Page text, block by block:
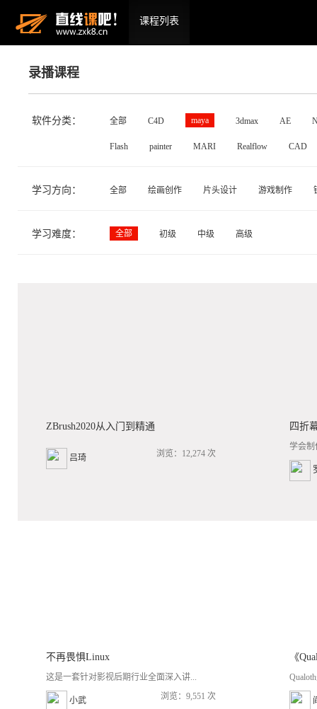
课程列表
录播课程
软件分类： 全部 C4D maya 3dmax AE
Flash painter MARI Realflow CAD
学习方向： 全部 绘画创作 片头设计 游戏制作
学习难度： 全部 初级 中级 高级
ZBrush2020从入门到精通
吕琦 浏览：12,274 次
四折
学会制
不再畏惧Linux
这是一套针对影视后期行业全面深入讲...
小武 浏览：9,551 次
《